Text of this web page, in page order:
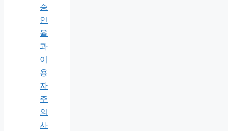
승
인
율
과
이
용
자
주
의
사